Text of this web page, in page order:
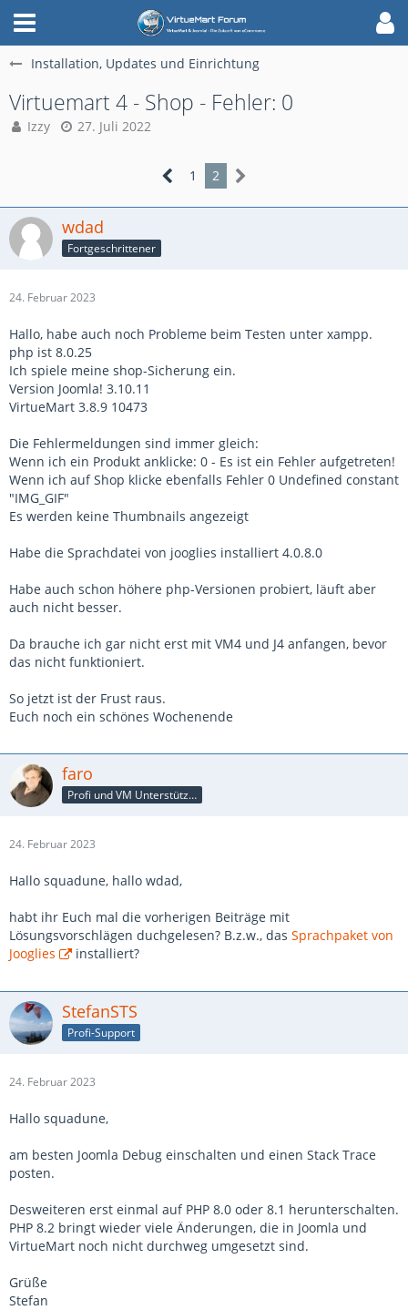
Installation, Updates und Einrichtung
Virtuemart 4 - Shop - Fehler: 0
Izzy 27. Juli 2022
1 2
wdad
Fortgeschrittener
24. Februar 2023
Hallo, habe auch noch Probleme beim Testen unter xampp.
php ist 8.0.25
Ich spiele meine shop-Sicherung ein.
Version Joomla! 3.10.11
VirtueMart 3.8.9 10473
Die Fehlermeldungen sind immer gleich:
Wenn ich ein Produkt anklicke: 0 - Es ist ein Fehler aufgetreten!
Wenn ich auf Shop klicke ebenfalls Fehler 0 Undefined constant
"IMG_GIF"
Es werden keine Thumbnails angezeigt
Habe die Sprachdatei von jooglies installiert 4.0.8.0
Habe auch schon höhere php-Versionen probiert, läuft aber
auch nicht besser.
Da brauche ich gar nicht erst mit VM4 und J4 anfangen, bevor
das nicht funktioniert.
So jetzt ist der Frust raus.
Euch noch ein schönes Wochenende
faro
Profi und VM Unterstützer
24. Februar 2023
Hallo squadune, hallo wdad,
habt ihr Euch mal die vorherigen Beiträge mit
Lösungsvorschlägen duchgelesen? B.z.w., das Sprachpaket von
Jooglies
installiert?
StefanSTS
Profi-Support
24. Februar 2023
Hallo squadune,
am besten Joomla Debug einschalten und einen Stack Trace
posten.
Desweiteren erst einmal auf PHP 8.0 oder 8.1 herunterschalten.
PHP 8.2 bringt wieder viele Änderungen, die in Joomla und
VirtueMart noch nicht durchweg umgesetzt sind.
Grüße
Stefan